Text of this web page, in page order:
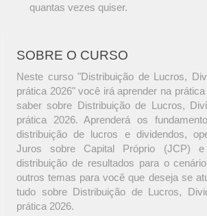
quantas vezes quiser.
SOBRE O CURSO
Neste curso "Distribuição de Lucros,
prática 2026" você irá aprender na
saber sobre Distribuição de Lucros,
prática 2026. Aprenderá os
distribuição de lucros e dividendos,
Juros sobre Capital Próprio (JCP) e
distribuição de resultados para o
outros temas para você que deseja se
tudo sobre Distribuição de Lucros,
prática 2026.